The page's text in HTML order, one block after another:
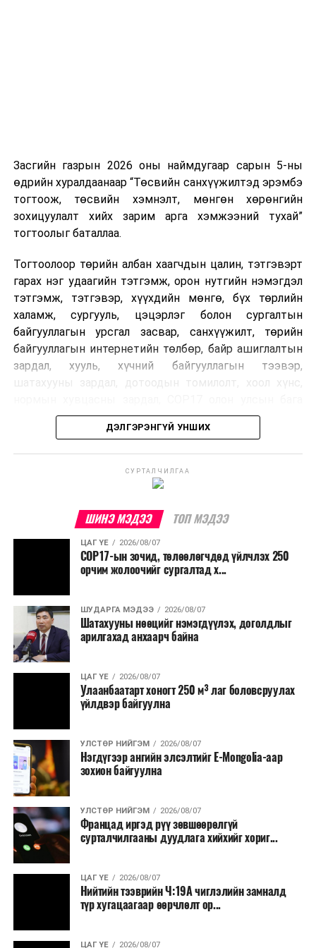
Шинэ хууль Францын зах зээлд үйлчилдэг гадаадын
дуудлагын төвүүдэд нөлөөлөхөөр байна. Тухайлбал,
Мароккогийн дуудлагын төвүүдийн орлогын 80 гаруй
хувь Францын зах зээлээс бүрддэг бөгөөд тус улсын
40–50 мянган ажлын байр эрсдэлд орж болзошгүйг
Засгийн газрын 2026 оны наймдугаар сарын 5-ны
өдрийн хуралдаанаар “Төсвийн санхүүжилтэд эрэмбэ
тогтоож, төсвийн хэмнэлт, мөнгөн хөрөнгийн
зохицуулалт хийх зарим арга хэмжээний тухай”
тогтоолыг баталлаа.
Тогтоолоор төрийн албан хаагчдын цалин, тэтгэвэрт
гарах нэг удаагийн тэтгэмж, орон нутгийн нэмэгдэл
тэтгэмж, тэтгэвэр, хүүхдийн мөнгө, бүх төрлийн
халамж, сургууль, цэцэрлэг болон сургалтын
байгууллагын урсгал засвар, санхүүжилт, төрийн
байгууллагын интернетийн төлбөр, байр ашиглалтын
зардал, хууль, хүчний байгууллагын тээвэр,
хурлын зардал, Засгийн газрын өр, орон нутгийн нөөц
хөрөнгийн санхүүжилтийг хэвийн үргэлжлүүлэхээр
шийдвэрлэжээ.
Харин дараах зардлыг хязгаарлахаар болсон байна.
шийдвэртэйгээс бусад хурал, зөвлөгөөн, ой,
тэмдэглэлт өдөр, найр наадам, соёлын арга
Урьдчилан төлөвлөсөн төрийн өндөр албан
тушаалтны томилолтоос бусад гадаад
томилолт, гадаадын зочин хүлээн авах зардал;
Зайлшгүй шаардлагагүй тоног төхөөрөмж,
тавилга, автомашин худалдан авах;
Батлан хамгаалах, хууль зүйн салбараас бусад
Хуулиар заавал мэдээлэхээс бусад кино,
контент, хэвлэлийн зардал;
Заавал олгохоос бусад тэтгэмж, урамшуулал.
Санхүүгийн хэмнэлтийн горимыг 2026 оны
арванхоёрдугаар сарын 31 хүртэл мөрдөнө. Харин
эрүүл мэндийн салбар уг хэмнэлтийн горимд
хамрагдахгүй бөгөөд цэцэрлэг, сургуулийн хүүхдийн
эрт илрүүлэг, вакцинжуулалт, томуу, томуу төст
өвчний эсрэг арга хэмжээ зэрэг зайлшгүй
үргэлжилнэ гэж Ерөнхий сайд Н.Учрал онцоллоо.
ДЭЛГЭРЭНГҮЙ УНШИХ
СУРТАЛЧИЛГАА
ШИНЭ МЭДЭЭ ТОП МЭДЭЭ
ЦАГ ҮЕ 2026/08/07
COP17-ын зочид, төлөөлөгчдөд үйлчлэх 250
орчим жолоочийг сургалтад х...
ШУДАРГА МЭДЭЭ 2026/08/07
Шатахууны нөөцийг нэмэгдүүлэх, доголдлыг
арилгахад анхаарч байна
ЦАГ ҮЕ 2026/08/07
Улаанбаатарт хоногт 250 м³ лаг боловсруулах
үйлдвэр байгуулна
УЛСТӨР НИЙГЭМ 2026/08/07
Нэгдүгээр ангийн элсэлтийг E-Mongolia-аар
зохион байгуулна
УЛСТӨР НИЙГЭМ 2026/08/07
Францад иргэд рүү зөвшөөрөлгүй
сурталчилгааны дуудлага хийхийг хориг...
ЦАГ ҮЕ 2026/08/07
Нийтийн тээврийн Ч:19А чиглэлийн замналд
түр хугацаагаар өөрчлөлт ор...
ЦАГ ҮЕ 2026/08/07